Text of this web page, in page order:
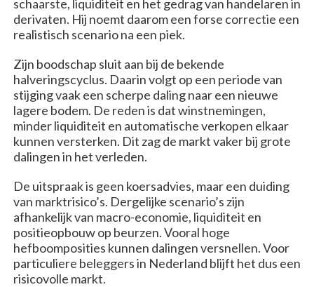
schaarste, liquiditeit en het gedrag van handelaren in
derivaten. Hij noemt daarom een forse correctie een
realistisch scenario na een piek.
Zijn boodschap sluit aan bij de bekende
halveringscyclus. Daarin volgt op een periode van
stijging vaak een scherpe daling naar een nieuwe
lagere bodem. De reden is dat winstnemingen,
minder liquiditeit en automatische verkopen elkaar
kunnen versterken. Dit zag de markt vaker bij grote
dalingen in het verleden.
De uitspraak is geen koersadvies, maar een duiding
van marktrisico’s. Dergelijke scenario’s zijn
afhankelijk van macro-economie, liquiditeit en
positieopbouw op beurzen. Vooral hoge
hefboomposities kunnen dalingen versnellen. Voor
particuliere beleggers in Nederland blijft het dus een
risicovolle markt.